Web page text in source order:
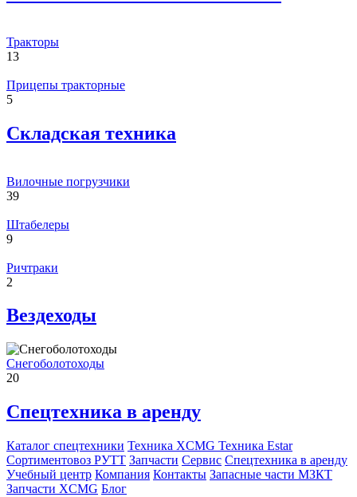
Тракторы
13
Прицепы тракторные
5
Складская техника
Вилочные погрузчики
39
Штабелеры
9
Ричтраки
2
Вездеходы
Снегоболотоходы
20
Спецтехника в аренду
Каталог спецтехники Техника XCMG Техника Estar
Сортиментовоз РУТТ Запчасти Сервис Спецтехника в аренду
Учебный центр Компания Контакты Запасные части МЗКТ
Запчасти XCMG Блог